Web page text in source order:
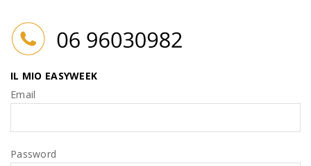
IL MIO EASYWEEK
Email
Password